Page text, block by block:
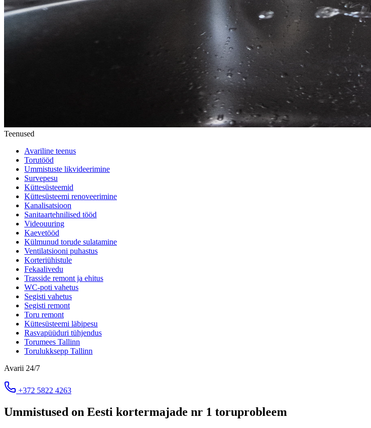
Teenused
Avariline teenus
Torutööd
Ummistuste likvideerimine
Survepesu
Küttesüsteemid
Küttesüsteemi renoveerimine
Kanalisatsioon
Sanitaartehnilised tööd
Videouuring
Kaevetööd
Külmunud torude sulatamine
Ventilatsiooni puhastus
Korteriühistule
Fekaalivedu
Trasside remont ja ehitus
WC-poti vahetus
Segisti vahetus
Segisti remont
Toru remont
Küttesüsteemi läbipesu
Rasvapüüduri tühjendus
Torumees Tallinn
Torulukksepp Tallinn
Avarii 24/7
+372 5822 4263
Ummistused on Eesti kortermajade nr 1 toruprobleem